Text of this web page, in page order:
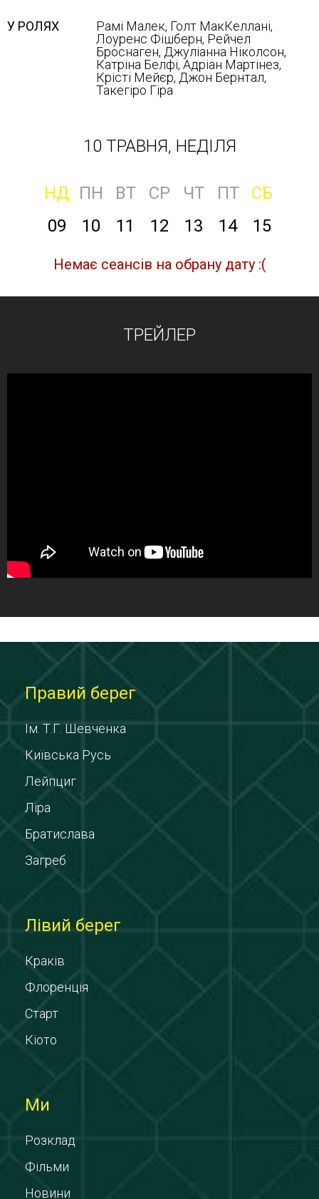
У РОЛЯХ
Рамі Малек, Голт МакКеллані,
Лоуренс Фішберн, Рейчел
Броснаген, Джуліанна Ніколсон,
Катріна Белфі, Адріан Мартінез,
Крісті Мейєр, Джон Бернтал,
Такегіро Гіра
10 ТРАВНЯ, НЕДІЛЯ
НД ПН ВТ СР ЧТ ПТ
СБ
09
10 11 12 13 14 15
Немає сеансів на обрану дату :(
ТРЕЙЛЕР
Правий берег
Ім. Т.Г. Шевченка
Київська Русь
Лейпциг
Ліра
Братислава
Загреб
Лівий берег
Краків
Флоренція
Старт
Кіото
Ми
Розклад
Фільми
Новини